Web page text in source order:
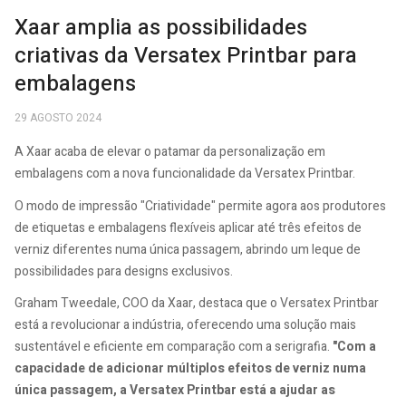
Xaar amplia as possibilidades
criativas da Versatex Printbar para
embalagens
29 AGOSTO 2024
A Xaar acaba de elevar o patamar da personalização em
embalagens com a nova funcionalidade da Versatex Printbar.
O modo de impressão "Criatividade" permite agora aos produtores
de etiquetas e embalagens flexíveis aplicar até três efeitos de
verniz diferentes numa única passagem, abrindo um leque de
possibilidades para designs exclusivos.
Graham Tweedale, COO da Xaar, destaca que o Versatex Printbar
está a revolucionar a indústria, oferecendo uma solução mais
sustentável e eficiente em comparação com a serigrafia. "Com a
capacidade de adicionar múltiplos efeitos de verniz numa
única passagem, a Versatex Printbar está a ajudar as